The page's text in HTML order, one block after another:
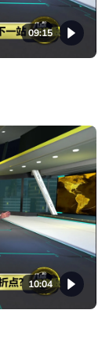
09:15
10:04